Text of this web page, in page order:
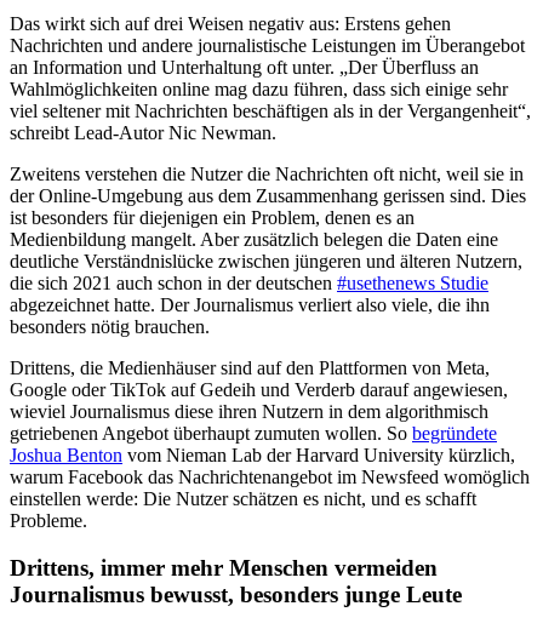
Das wirkt sich auf drei Weisen negativ aus: Erstens gehen
Nachrichten und andere journalistische Leistungen im Überangebot
an Information und Unterhaltung oft unter. „Der Überfluss an
Wahlmöglichkeiten online mag dazu führen, dass sich einige sehr
viel seltener mit Nachrichten beschäftigen als in der Vergangenheit“,
schreibt Lead-Autor Nic Newman.
Zweitens verstehen die Nutzer die Nachrichten oft nicht, weil sie in
der Online-Umgebung aus dem Zusammenhang gerissen sind. Dies
ist besonders für diejenigen ein Problem, denen es an
Medienbildung mangelt. Aber zusätzlich belegen die Daten eine
deutliche Verständnislücke zwischen jüngeren und älteren Nutzern,
die sich 2021 auch schon in der deutschen #usethenews Studie
abgezeichnet hatte. Der Journalismus verliert also viele, die ihn
besonders nötig brauchen.
Drittens, die Medienhäuser sind auf den Plattformen von Meta,
Google oder TikTok auf Gedeih und Verderb darauf angewiesen,
wieviel Journalismus diese ihren Nutzern in dem algorithmisch
getriebenen Angebot überhaupt zumuten wollen. So begründete
Joshua Benton vom Nieman Lab der Harvard University kürzlich,
warum Facebook das Nachrichtenangebot im Newsfeed womöglich
einstellen werde: Die Nutzer schätzen es nicht, und es schafft
Probleme.
Drittens, immer mehr Menschen vermeiden
Journalismus bewusst, besonders junge Leute